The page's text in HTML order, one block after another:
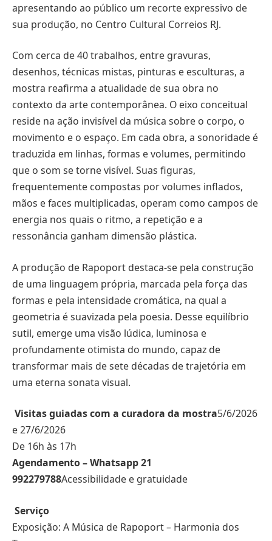
apresentando ao público um recorte expressivo de
sua produção, no Centro Cultural Correios RJ.
Com cerca de 40 trabalhos, entre gravuras,
desenhos, técnicas mistas, pinturas e esculturas, a
mostra reafirma a atualidade de sua obra no
contexto da arte contemporânea. O eixo conceitual
reside na ação invisível da música sobre o corpo, o
movimento e o espaço. Em cada obra, a sonoridade é
traduzida em linhas, formas e volumes, permitindo
que o som se torne visível. Suas figuras,
frequentemente compostas por volumes inflados,
mãos e faces multiplicadas, operam como campos de
energia nos quais o ritmo, a repetição e a
ressonância ganham dimensão plástica.
A produção de Rapoport destaca-se pela construção
de uma linguagem própria, marcada pela força das
formas e pela intensidade cromática, na qual a
geometria é suavizada pela poesia. Desse equilíbrio
sutil, emerge uma visão lúdica, luminosa e
profundamente otimista do mundo, capaz de
transformar mais de sete décadas de trajetória em
uma eterna sonata visual.
Visitas guiadas com a curadora da mostra5/6/2026
e 27/6/2026
De 16h às 17h
Agendamento – Whatsapp 21
992279788Acessibilidade e gratuidade
Serviço
Exposição: A Música de Rapoport – Harmonia dos